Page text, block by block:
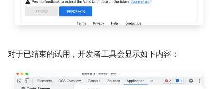
对于已结束的试用，开发者工具会显示如下内容：